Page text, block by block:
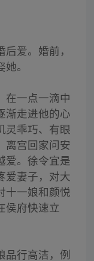
爱。婚前，
。
在一点一滴中
渐走进他的心
灵乖巧、有眼
离宫回家问安
爱。徐令宜是
爱妻子，对大
十一娘和颜悦
侯府快速立
品行高洁，例